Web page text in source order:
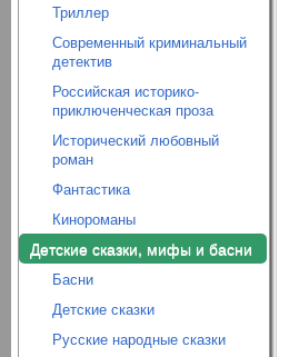
Триллер
Современный криминальный
детектив
Российская историко-
приключенческая проза
Исторический любовный
роман
Фантастика
Кинороманы
Детские сказки, мифы и басни
Басни
Детские сказки
Русские народные сказки